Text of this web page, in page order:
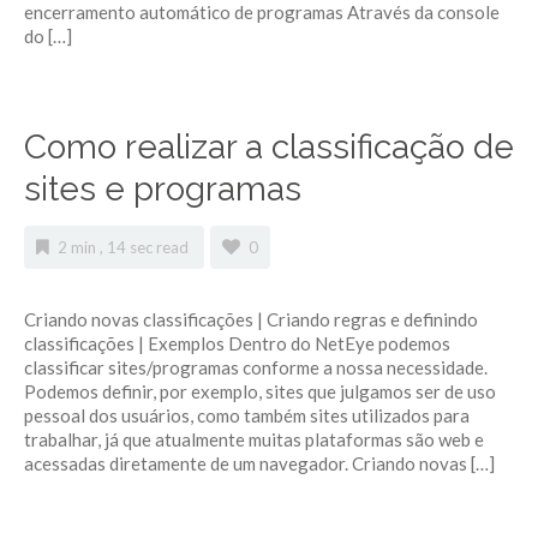
encerramento automático de programas Através da console
do […]
Como realizar a classificação de
sites e programas
2 min , 14 sec read 0
Criando novas classificações | Criando regras e definindo
classificações | Exemplos Dentro do NetEye podemos
classificar sites/programas conforme a nossa necessidade.
Podemos definir, por exemplo, sites que julgamos ser de uso
pessoal dos usuários, como também sites utilizados para
trabalhar, já que atualmente muitas plataformas são web e
acessadas diretamente de um navegador. Criando novas […]